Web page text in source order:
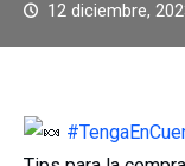
12 diciembre,